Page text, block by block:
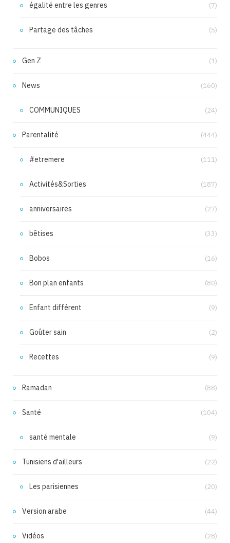
égalité entre les genres (7)
Partage des tâches (5)
Gen Z (1)
News (160)
COMMUNIQUES (24)
Parentalité (444)
#etremere (111)
Activités&Sorties (187)
anniversaires (27)
bêtises (33)
Bobos (16)
Bon plan enfants (80)
Enfant différent (9)
Goûter sain (2)
Recettes (9)
Ramadan (88)
Santé (104)
santé mentale (9)
Tunisiens d'ailleurs (22)
Les parisiennes (20)
Version arabe (44)
Vidéos (28)